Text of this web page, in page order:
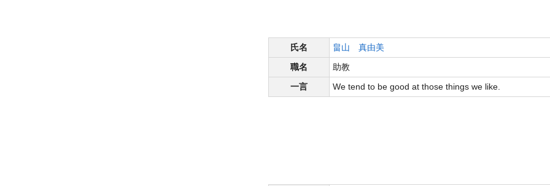
氏名
畠山 真由美
職名
助教
一言
We tend to be good at those things we like.